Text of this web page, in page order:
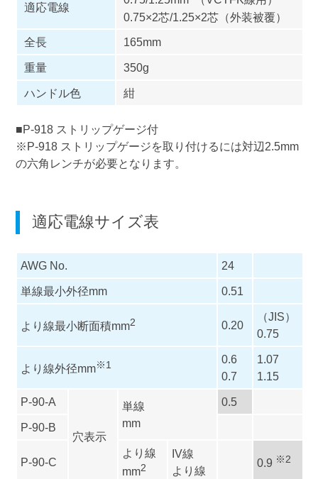
適応電線
0.75×2芯/1.25×2芯（外装被覆）
全長
165mm
重量
350g
ハンドル色
紺
■P-918 ストリップゲージ付
※P-918 ストリップゲージを取り付けるには対辺2.5mm
の六角レンチが必要となります。
適応電線サイズ表
AWG No.
24
単線最小外径mm
0.51
より線最小断面積mm2 0.20
（JIS）
0.75
より線外径mm※1
0.6
0.7
1.07
1.15
P-90-A
穴表示
単線
mm
0.5
P-90-B
P-90-C
より線
mm2
IV線
より線
0.9 ※2